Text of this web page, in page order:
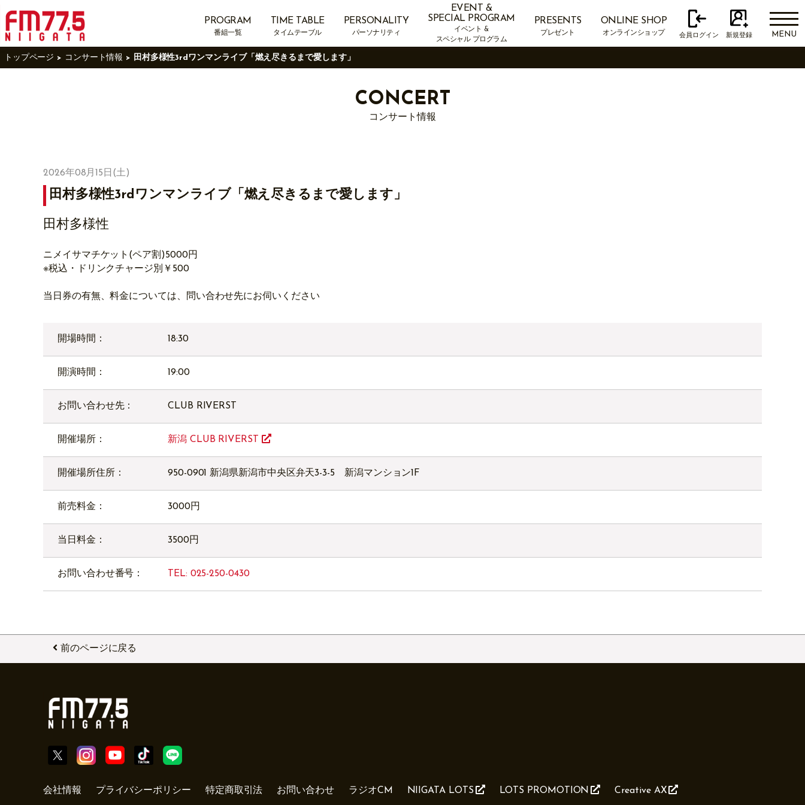
PROGRAM
番組一覧
TIME TABLE
タイムテーブル
PERSONALITY
パーソナリティ
EVENT &
SPECIAL PROGRAM
イベント &
スペシャル プログラム
PRESENTS
プレゼント
ONLINE SHOP
オンラインショップ 会員ログイン 新規登録 MENU
トップページ コンサート情報 田村多様性3rdワンマンライブ「燃え尽きるまで愛します」
CONCERT
コンサート情報
2026年08月15日(土)
田村多様性3rdワンマンライブ「燃え尽きるまで愛します」
田村多様性
ニメイサマチケット(ペア割)5000円
※税込・ドリンクチャージ別￥500
当日券の有無、料金については、問い合わせ先にお伺いください
開場時間： 18:30
開演時間： 19:00
お問い合わせ先： CLUB RIVERST
開催場所： 新潟 CLUB RIVERST
開催場所住所： 950-0901 新潟県新潟市中央区弁天3-3-5 新潟マンション1F
前売料金： 3000円
当日料金： 3500円
お問い合わせ番号： TEL: 025-250-0430
前のページに戻る
会社情報 プライバシーポリシー 特定商取引法 お問い合わせ ラジオCM NIIGATA LOTS LOTS PROMOTION Creative AX